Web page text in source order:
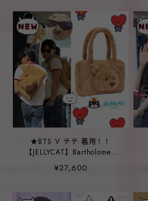
★BTS V テテ 着用！！
【JELLYCAT】Bartholomew
Bear Tote Bag
¥27,600